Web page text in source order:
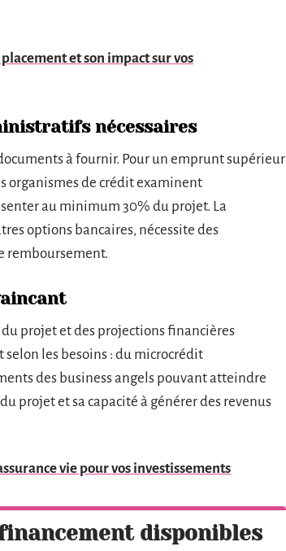
et son impact sur vos
nécessaires
à fournir. Pour un emprunt supérieur
organismes de crédit examinent
au minimum 30% du projet. La
options bancaires, nécessite des
remboursement.
projet et des projections financières
les besoins : du microcrédit
des business angels pouvant atteindre
projet et sa capacité à générer des revenus
vie pour vos investissements
disponibles